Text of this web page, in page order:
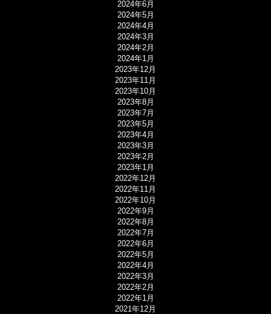
2024年6月
2024年5月
2024年4月
2024年3月
2024年2月
2024年1月
2023年12月
2023年11月
2023年10月
2023年8月
2023年7月
2023年5月
2023年4月
2023年3月
2023年2月
2023年1月
2022年12月
2022年11月
2022年10月
2022年9月
2022年8月
2022年7月
2022年6月
2022年5月
2022年4月
2022年3月
2022年2月
2022年1月
2021年12月